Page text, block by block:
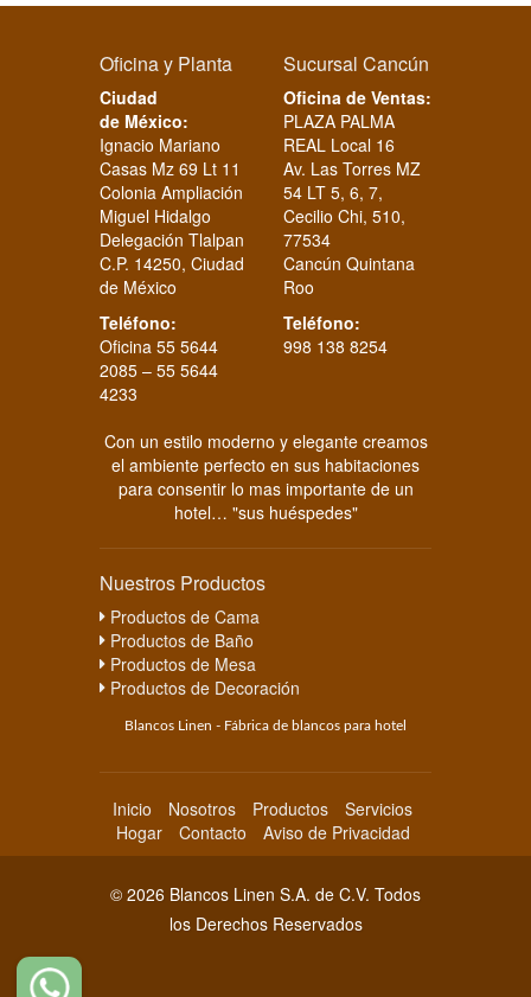
Oficina y Planta
Ciudad
de México:
Ignacio Mariano
Casas Mz 69 Lt 11
Colonia Ampliación
Miguel Hidalgo
Delegación Tlalpan
C.P. 14250, Ciudad
de México
Teléfono:
Oficina 55 5644
2085 – 55 5644
4233
Sucursal Cancún
Oficina de Ventas:
PLAZA PALMA
REAL Local 16
Av. Las Torres MZ
54 LT 5, 6, 7,
Cecilio Chi, 510,
77534
Cancún Quintana
Roo
Teléfono:
998 138 8254
Con un estilo moderno y elegante creamos
el ambiente perfecto en sus habitaciones
para consentir lo mas importante de un
hotel… "sus huéspedes"
Nuestros Productos
Productos de Cama
Productos de Baño
Productos de Mesa
Productos de Decoración
Blancos Linen - Fábrica de blancos para hotel
Inicio Nosotros Productos
Servicios
Hogar
Contacto Aviso de Privacidad
© 2026 Blancos Linen S.A. de C.V. Todos
los Derechos Reservados